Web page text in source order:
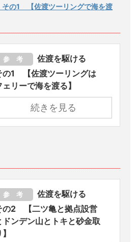
の1 【佐渡ツーリングで海を渡
参 考
佐渡を駆ける
の1 【佐渡ツーリングは
ェリーで海を渡る】
続きを見る
参 考
佐渡を駆ける
の2 【二ツ亀と拠点設営
ドンデン山とトキと砂金取